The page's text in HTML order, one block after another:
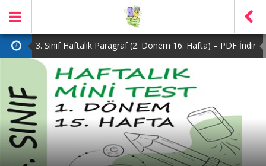
3. Sınıf Haftalık Paragraf (2. Dönem 16. Hafta) – PDF İndir
2. Sınıf Haftalık Paragraf (2. Dönem 16. Hafta) – PDF İndir
1. Sınıf Haftalık Paragraf (2. Dönem 16. Hafta) – PDF İndir
3. Sınıf Haftalık Paragraf (2. Dönem 15. Hafta) – PDF İndir
4. Sınıf Haftalık Paragraf (2. Dönem 16. Hafta) – PDF İndir